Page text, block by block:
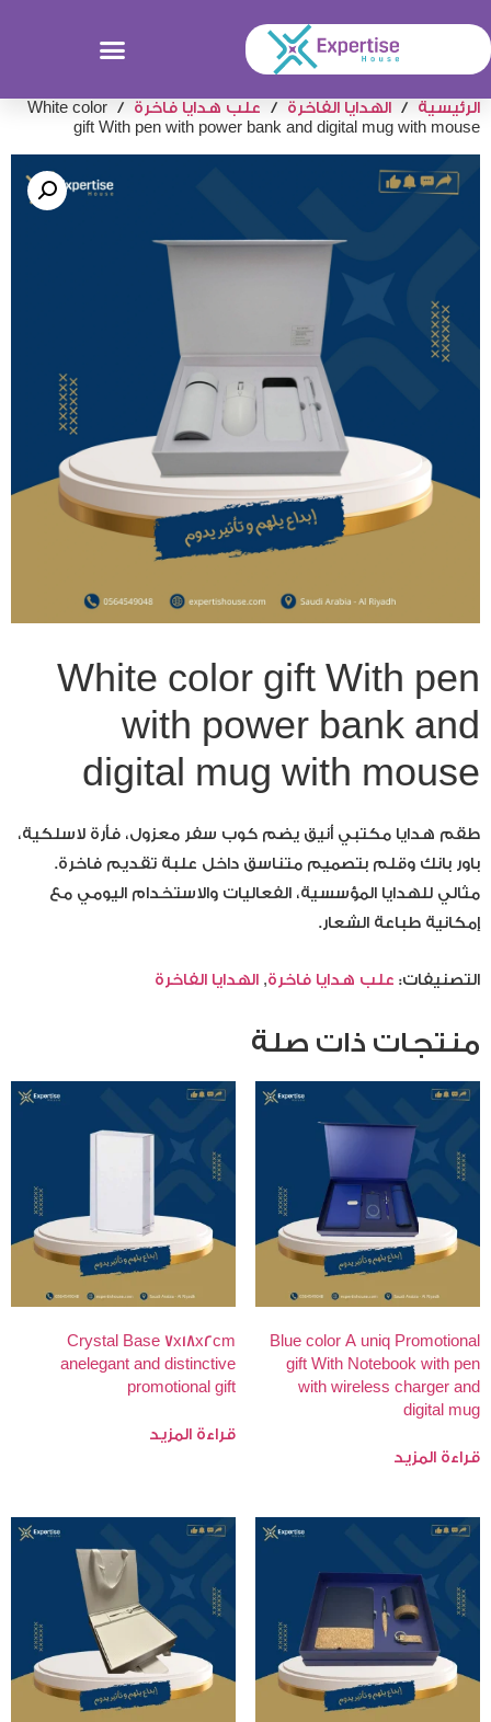
الرئيسية / الهدايا الفاخرة / علب هدايا فاخرة
/ White color
gift With pen with power bank and digital mug with mouse
White color gift With pen
with power bank and
digital mug with mouse
طقم هدايا مكتبي أنيق يضم كوب سفر معزول، فأرة لاسلكية،
باور بانك وقلم بتصميم متناسق داخل علبة تقديم فاخرة.
مثالي للهدايا المؤسسية، الفعاليات والاستخدام اليومي مع
إمكانية طباعة الشعار.
التصنيفات: علب هدايا فاخرة, الهدايا الفاخرة
منتجات ذات صلة
Blue color A uniq Promotional
gift With Notebook with pen
with wireless charger and
digital mug
قراءة المزيد
Crystal Base 7x18x2cm
anelegant and distinctive
promotional gift
قراءة المزيد